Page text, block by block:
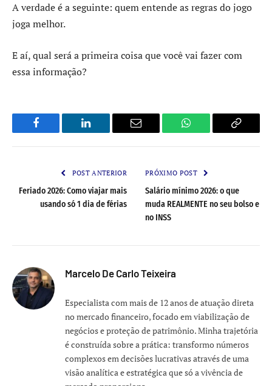
A verdade é a seguinte: quem entende as regras do jogo
joga melhor.
E aí, qual será a primeira coisa que você vai fazer com
essa informação?
Facebook LinkedIn Email WhatsApp Copy
POST ANTERIOR
Feriado 2026: Como viajar mais
usando só 1 dia de férias
PRÓXIMO POST
Salário mínimo 2026: o que
muda REALMENTE no seu bolso e
no INSS
Marcelo De Carlo Teixeira
Especialista com mais de 12 anos de atuação direta
no mercado financeiro, focado em viabilização de
negócios e proteção de patrimônio. Minha trajetória
é construída sobre a prática: transformo números
complexos em decisões lucrativas através de uma
visão analítica e estratégica que só a vivência de